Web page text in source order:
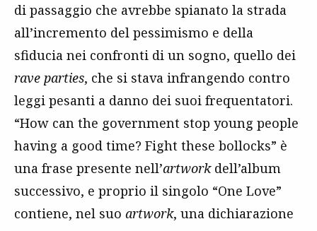
di passaggio che avrebbe spianato la strada
all’incremento del pessimismo e della
sfiducia nei confronti di un sogno, quello dei
rave parties, che si stava infrangendo contro
leggi pesanti a danno dei suoi frequentatori.
“How can the government stop young people
having a good time? Fight these bollocks” è
una frase presente nell’artworkdell’album
successivo, e proprio il singolo “One Love”
contiene, nel suo artwork, una dichiarazione